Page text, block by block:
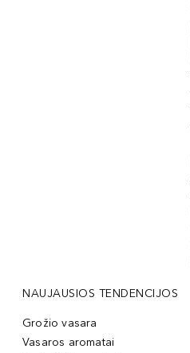
NAUJAUSIOS TENDENCIJOS
Grožio vasara
Vasaros aromatai